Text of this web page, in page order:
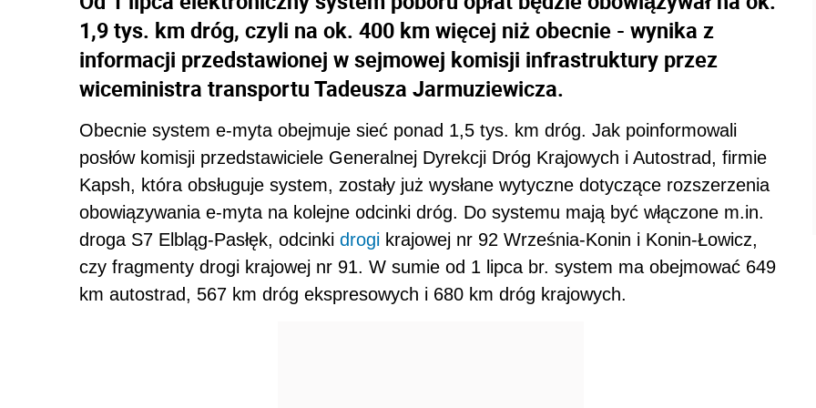
1,9 tys. km dróg, czyli na ok. 400 km więcej niż obecnie - wynika z
informacji przedstawionej w sejmowej komisji infrastruktury przez
wiceministra transportu Tadeusza Jarmuziewicza.
Obecnie system e-myta obejmuje sieć ponad 1,5 tys. km dróg. Jak poinformowali
posłów komisji przedstawiciele Generalnej Dyrekcji Dróg Krajowych i Autostrad, firmie
Kapsh, która obsługuje system, zostały już wysłane wytyczne dotyczące rozszerzenia
obowiązywania e-myta na kolejne odcinki dróg. Do systemu mają być włączone m.in.
droga S7 Elbląg-Pasłęk, odcinki drogi krajowej nr 92 Września-Konin i Konin-Łowicz,
czy fragmenty drogi krajowej nr 91. W sumie od 1 lipca br. system ma obejmować 649
km autostrad, 567 km dróg ekspresowych i 680 km dróg krajowych.